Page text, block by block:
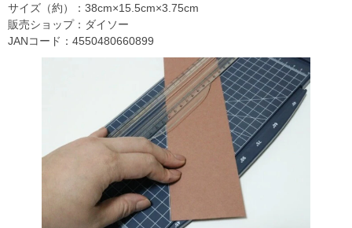
サイズ（約）：38cm×15.5cm×3.75cm
販売ショップ：ダイソー
JANコード：4550480660899